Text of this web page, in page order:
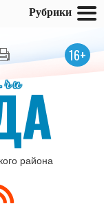
16+
района
Рубрики